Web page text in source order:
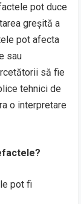
pot duce
greșită a
pot afecta
sau
să fie
tehnici de
o interpretare
pot fi